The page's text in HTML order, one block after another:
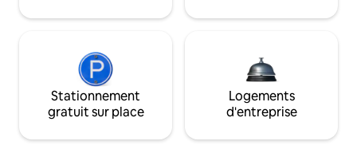
Stationnement
gratuit sur place
Logements
d'entreprise